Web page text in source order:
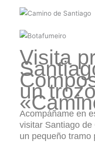
Visita
un
Acompáñame en
visitar Santiago
un pequeño tramo